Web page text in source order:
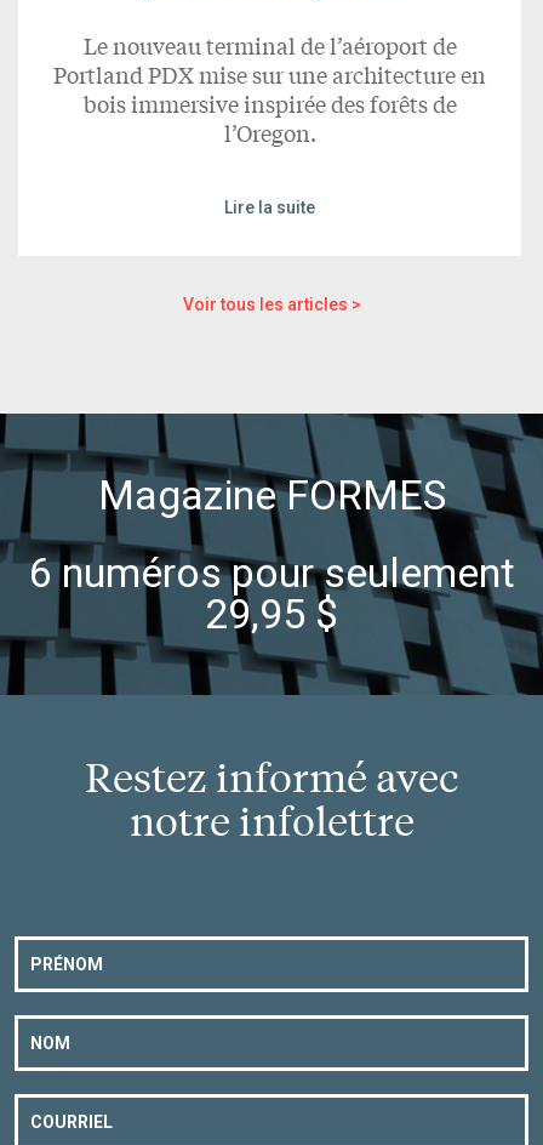
Le nouveau terminal de l’aéroport de
Portland PDX mise sur une architecture en
bois immersive inspirée des forêts de
l’Oregon.
Lire la suite
Voir tous les articles >
Magazine FORMES
6 numéros pour seulement
29,95 $
Restez informé avec
notre infolettre